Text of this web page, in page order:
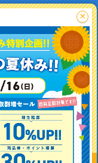
釣り情報を
投稿する
×